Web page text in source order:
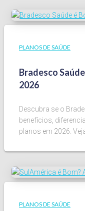
PLANOS DE SAÚDE
Bradesco
2026
Descubra se o
benefícios,
planos em 2026.
PLANOS DE SAÚDE